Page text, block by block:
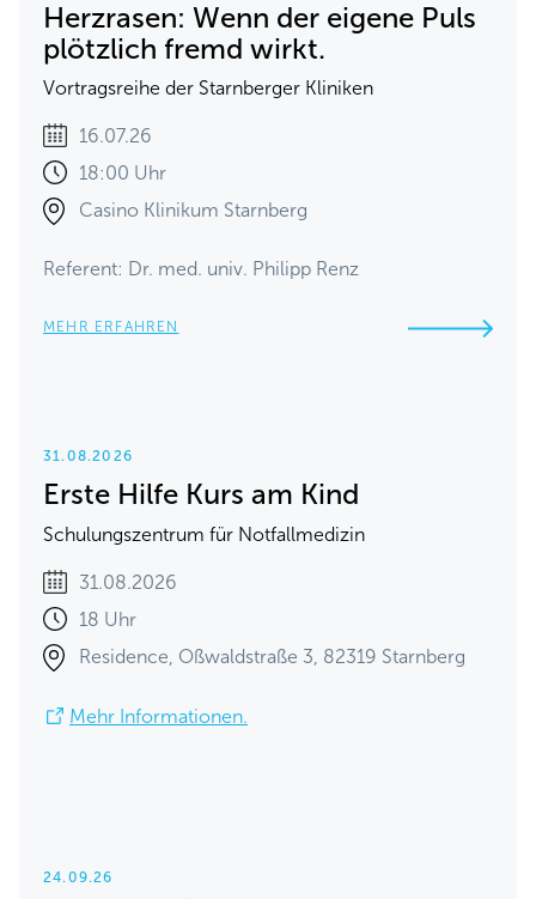
Herzrasen: Wenn der eigene Puls
plötzlich fremd wirkt.
Vortragsreihe der Starnberger Kliniken
16.07.26
18:00 Uhr
Casino Klinikum Starnberg
Referent: Dr. med. univ. Philipp Renz
MEHR ERFAHREN
31.08.2026
Erste Hilfe Kurs am Kind
Schulungszentrum für Notfallmedizin
31.08.2026
18 Uhr
Residence, Oßwaldstraße 3, 82319 Starnberg
Mehr Informationen.
24.09.26